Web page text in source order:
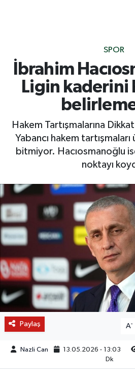
SPOR
İbrahim
Ligin kaderini
Hakem Tartışmalarına
Yabancı hakem
bitmiyor. Hacıosmanoğlu
noktayı
Paylaş A-
Nazli Can 13.05.2026 - 13:03
Dk